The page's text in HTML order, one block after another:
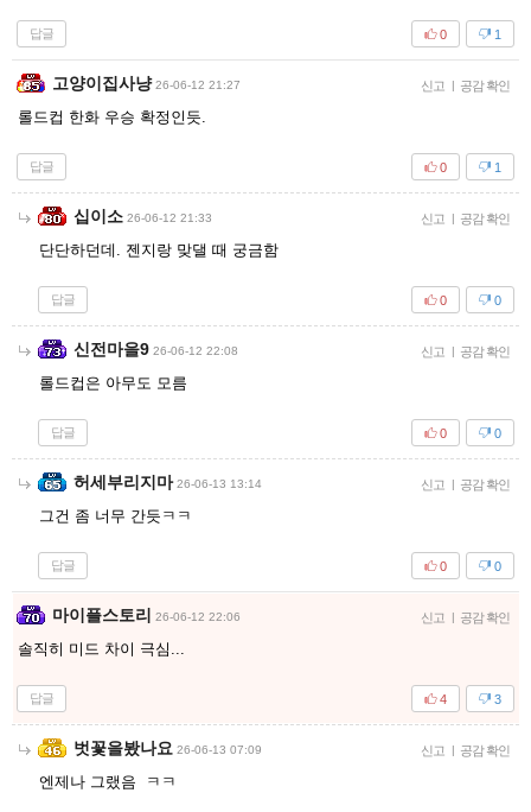
답글 1
0
고양이집사냥 26-06-12 21:27 신고 | 공감 확인
롤드컵 한화 우승 확정인듯.
답글 1
0
십이소 26-06-12 21:33 신고 | 공감 확인
단단하던데. 젠지랑 맞댈 때 궁금함
답글 0
0
신전마을9 26-06-12 22:08 신고 | 공감 확인
롤드컵은 아무도 모름
답글 0
0
허세부리지마 26-06-13 13:14 신고 | 공감 확인
그건 좀 너무 간듯ㅋㅋ
답글 0
0
마이플스토리 26-06-12 22:06 신고 | 공감 확인
솔직히 미드 차이 극심...
답글 3
4
벗꽃을봤나요 26-06-13 07:09 신고 | 공감 확인
엔제나 그랬음 ㅋㅋ